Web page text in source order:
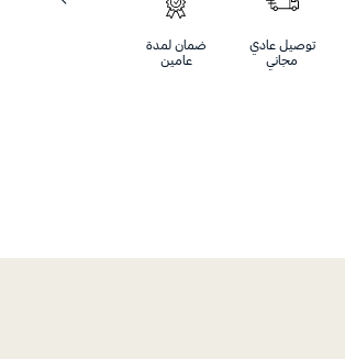
توصيل عادي
مجاني
ضمان لمدة
عامين